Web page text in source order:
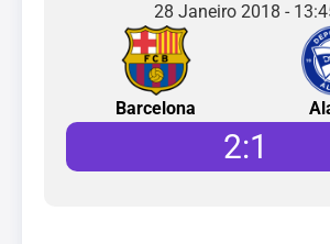
28 Janeiro 2018 -
Barcelona
2:1